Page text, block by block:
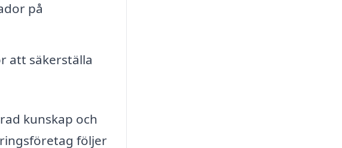
på
att säkerställa
kunskap och
följer